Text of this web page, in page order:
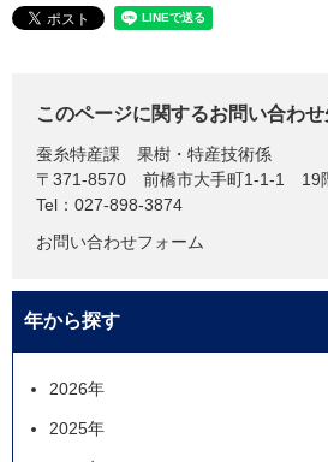
このページに関するお問い合わせ
蚕糸特産課
果樹・特産技術係
〒371-8570
前橋市大手町1-1-1 19
Tel：027-898-3874
お問い合わせフォーム
年から探す
2026年
2025年